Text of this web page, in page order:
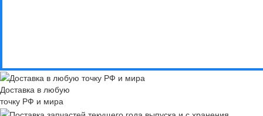
Доставка в любую
точку РФ и мира